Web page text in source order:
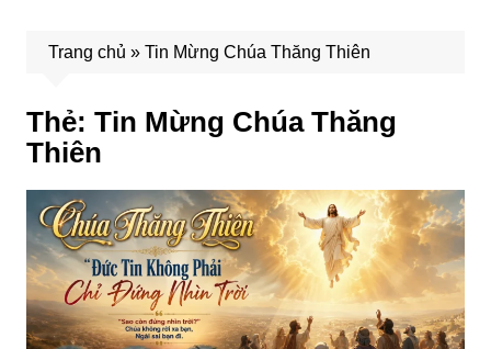
Trang chủ » Tin Mừng Chúa Thăng Thiên
Thẻ: Tin Mừng Chúa Thăng
Thiên